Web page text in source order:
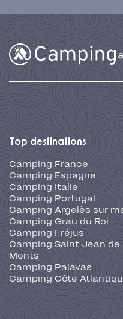
Top destinations
Camping France
Camping Espagne
Camping Italie
Camping Portugal
Camping Argelès sur
Camping Grau du Roi
Camping Fréjus
Camping Saint Jean de
Monts
Camping Palavas
Camping Côte